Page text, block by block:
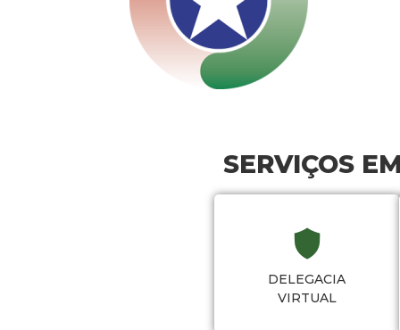
SERVIÇOS
DELEGACIA
VIRTUAL